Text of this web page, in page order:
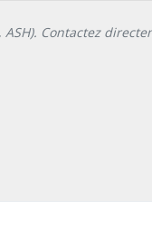
Contactez